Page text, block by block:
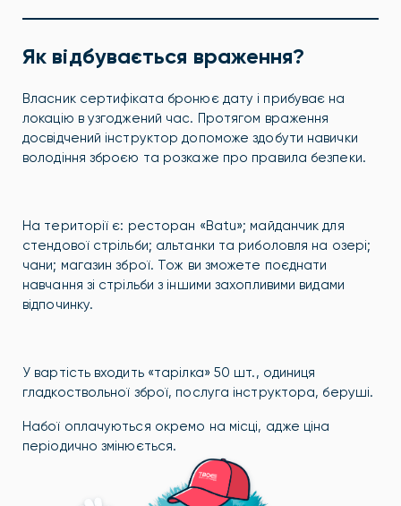
Як відбувається враження?
Власник сертифіката бронює дату і прибуває на
локацію в узгоджений час. Протягом враження
досвідчений інструктор допоможе здобути навички
володіння зброєю та розкаже про правила безпеки.
На території є: ресторан «Batu»; майданчик для
стендової стрільби; альтанки та риболовля на озері;
чани; магазин зброї. Тож ви зможете поєднати
навчання зі стрільби з іншими захопливими видами
відпочинку.
У вартість входить «тарілка» 50 шт., одиниця
гладкоствольної зброї, послуга інструктора, беруші.
Набої оплачуються окремо на місці, адже ціна
періодично змінюється.